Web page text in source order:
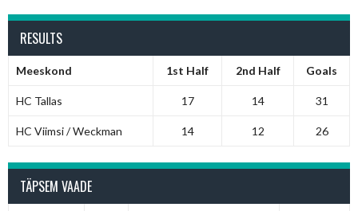
RESULTS
Meeskond 1st Half 2nd Half Goals
HC Tallas 17 14 31
HC Viimsi / Weckman 14 12 26
TÄPSEM VAADE